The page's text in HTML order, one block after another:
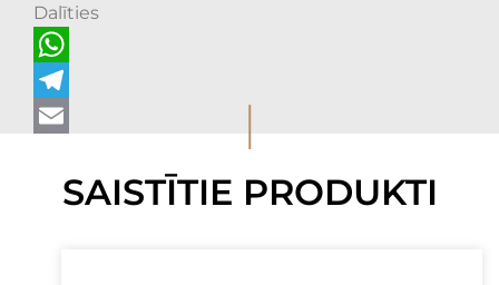
Dalīties
WhatsApp
Telegram
I
SAISTĪTIE PRODUKTI